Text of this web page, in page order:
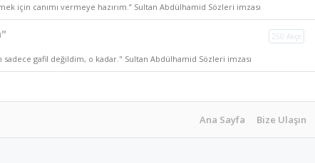
için canımı vermeye hazırım.” Sultan Abdülhamid Sözleri imzası
250 Akçe
sadece gafil değildim, o kadar." Sultan Abdülhamid Sözleri imzası
Ana Sayfa Bize Ulaşın